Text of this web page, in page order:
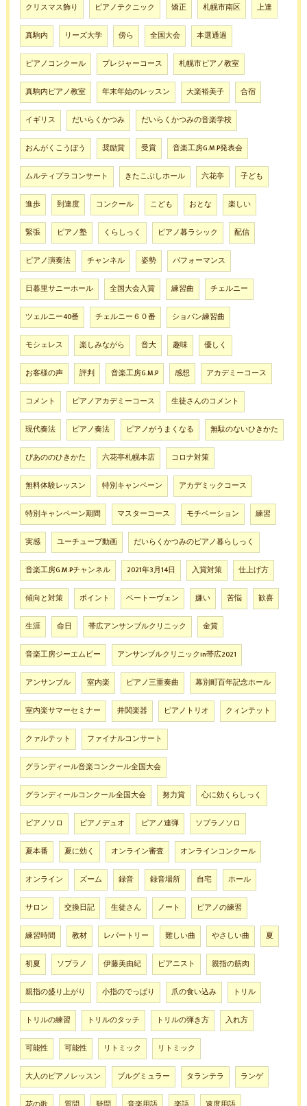
クリスマス飾り ピアノテクニック 矯正 札幌市南区 上達
真駒内 リーズ大学 傍ら 全国大会 本選通過
ピアノコンクール プレジャーコース 札幌市ピアノ教室
真駒内ピアノ教室 年末年始のレッスン 大楽裕美子 合宿
イギリス だいらくかつみ だいらくかつみの音楽学校
おんがくこうぼう 奨励賞 受賞 音楽工房G.M.P発表会
ムルティプラコンサート きたこぶしホール 六花亭 子ども
進歩 到達度 コンクール こども おとな 楽しい
緊張 ピアノ塾 くらしっく ピアノ暮ラシック 配信
ピアノ演奏法 チャンネル 姿勢 パフォーマンス
日暮里サニーホール 全国大会入賞 練習曲 チェルニー
ツェルニー40番 チェルニー６０番 ショパン練習曲
モシェレス 楽しみながら 音大 趣味 優しく
お客様の声 評判 音楽工房G.M.P 感想 アカデミーコース
コメント ピアノアカデミーコース 生徒さんのコメント
現代奏法 ピアノ奏法 ピアノがうまくなる 無駄のないひきかた
ぴあののひきかた 六花亭札幌本店 コロナ対策
無料体験レッスン 特別キャンペーン アカデミックコース
特別キャンペーン期間 マスターコース モチベーション 練習
実感 ユーチューブ動画 だいらくかつみのピアノ暮らしっく
音楽工房G.M.Pチャンネル 2021年3月14日 入賞対策 仕上げ方
傾向と対策 ポイント ベートーヴェン 嫌い 苦悩 歓喜
生涯 命日 帯広アンサンブルクリニック 金賞
音楽工房ジーエムピー アンサンブルクリニックin帯広2021
アンサンブル 室内楽 ピアノ三重奏曲 幕別町百年記念ホール
室内楽サマーセミナー 井関楽器 ピアノトリオ クィンテット
クァルテット ファイナルコンサート
グランディール音楽コンクール全国大会
グランディールコンクール全国大会 努力賞 心に効くらしっく
ピアノソロ ピアノデュオ ピアノ連弾 ソプラノソロ
夏本番 夏に効く オンライン審査 オンラインコンクール
オンライン ズーム 録音 録音場所 自宅 ホール
サロン 交換日記 生徒さん ノート ピアノの練習
練習時間 教材 レパートリー 難しい曲 やさしい曲 夏
初夏 ソプラノ 伊藤美由紀 ピアニスト 親指の筋肉
親指の盛り上がり 小指のでっぱり 爪の食い込み トリル
トリルの練習 トリルのタッチ トリルの弾き方 入れ方
可能性 可能性 リトミック リトミック
大人のピアノレッスン ブルグミュラー タランテラ ランゲ